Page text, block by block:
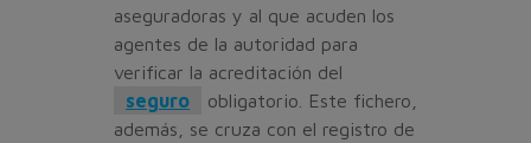
aseguradoras y al que acuden los
agentes de la autoridad para
verificar la acreditación del
seguro
obligatorio. Este fichero,
además, se cruza con el registro de